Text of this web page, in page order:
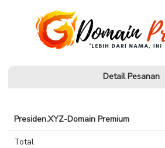
Detail Pesanan
Presiden.XYZ-Domain Premium
Total